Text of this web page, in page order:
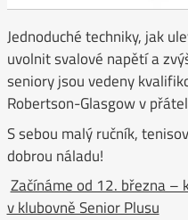
Jednoduché techniky, jak
uvolnit svalové napětí a
seniory jsou vedeny
Robertson-Glasgow v
S sebou malý ručník,
dobrou náladu!
Začínáme od 12. března
v klubovně Senior Plusu